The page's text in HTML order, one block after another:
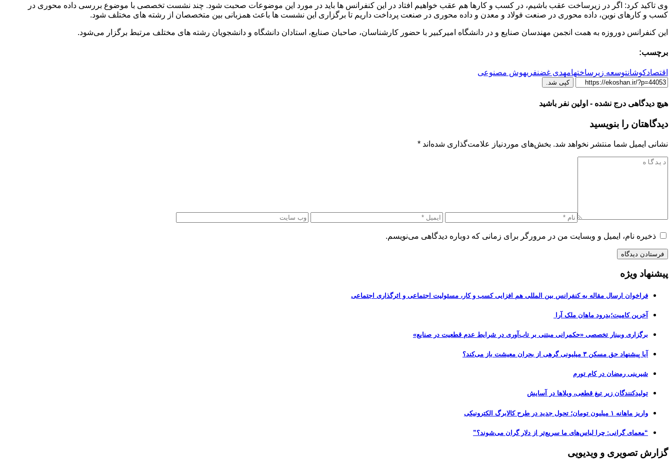
وی تاکید کرد: اگر در زیرساخت عقب باشیم، در کسب و کارها هم عقب خواهیم افتاد در این کنفرانس ها باید در مورد این موضوعات صحبت شود. چند نشست تخصصی با موضوع بررسی داده محوری در
کسب و کارهای نوین، داده محوری در صنعت فولاد و معدن و داده محوری در صنعت پرداخت داریم تا برگزاری این نشست ها باعث همزبانی بین متخصصان از رشته های مختلف شود.
این کنفرانس دوروزه به همت انجمن مهندسان صنایع و در دانشگاه امیرکبیر با حضور کارشناسان، صاحبان صنایع، استادان دانشگاه و دانشجویان رشته های مختلف مرتبط برگزار می‌شود.
برچسب:
اقتصادکوشانتوسعه زیرساختهامهدی غضنفریهوش مصنوعی
کپی شد.
هیچ دیدگاهی درج نشده - اولین نفر باشید
دیدگاهتان را بنویسید
نشانی ایمیل شما منتشر نخواهد شد. بخش‌های موردنیاز علامت‌گذاری شده‌اند *
ذخیره نام، ایمیل و وبسایت من در مرورگر برای زمانی که دوباره دیدگاهی می‌نویسم.
پیشنهاد ویژه
فراخوان ارسال مقاله به کنفرانس بین المللی هم افزایی کسب و کار، مسئولیت اجتماعی و اثرگذاری اجتماعی
آخرین کامیت؛بدرود ماهان ملک آرا
برگزاری وبینار تخصصی «حکمرانی مبتنی بر تاب‌آوری در شرایط عدم قطعیت در صنایع»
آیا پیشنهاد حق مسکن ۳ میلیونی گرهی از بحران معیشت باز می‌کند؟
شیرینی رمضان در کام تورم
تولیدکنندگان زیر تیغ قطعی، ویلاها در آسایش
واریز ماهانه ۱ میلیون تومان؛ تحول جدید در طرح کالابرگ الکترونیکی
“معمای گرانی: چرا لباس‌های ما سریع‌تر از دلار گران می‌شوند؟”
گزارش تصویری و ویدیویی